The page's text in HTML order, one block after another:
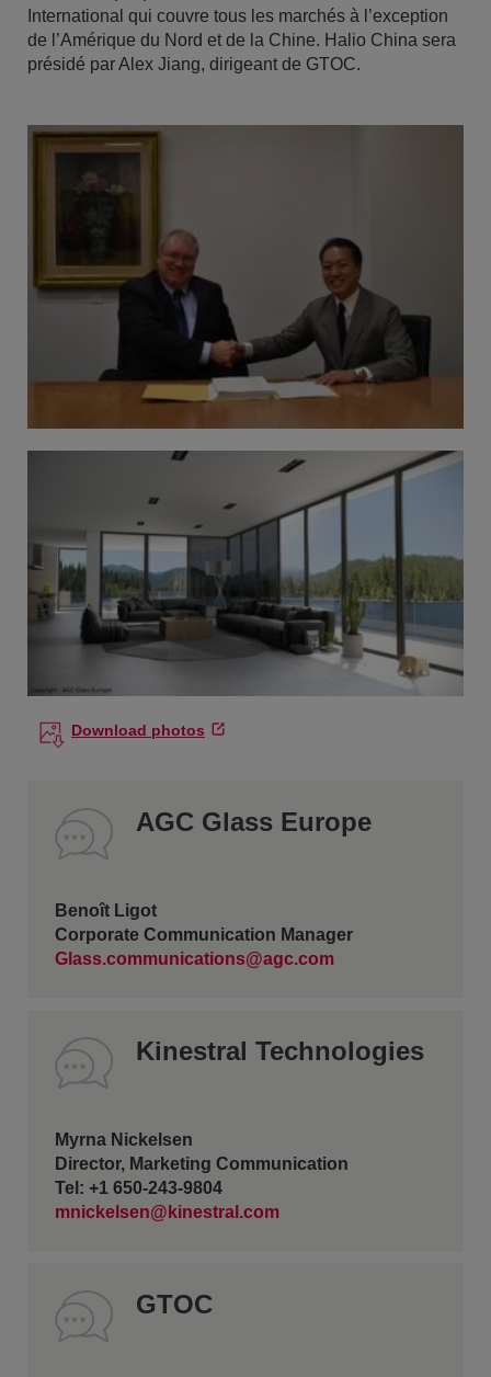
International qui couvre tous les marchés à l’exception
de l’Amérique du Nord et de la Chine. Halio China sera
présidé par Alex Jiang, dirigeant de GTOC.
Download photos
AGC Glass Europe
Benoît Ligot
Corporate Communication Manager
Glass.communications@agc.com
Kinestral Technologies
Myrna Nickelsen
Director, Marketing Communication
Tel: +1 650-243-9804
mnickelsen@kinestral.com
GTOC